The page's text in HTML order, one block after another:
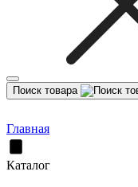
Поиск товара
Главная
Каталог